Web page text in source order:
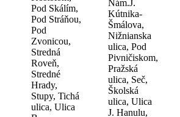
Pod Skálím,
Pod Stráňou,
Pod
Zvonicou,
Stredná
Roveň,
Stredné
Hrady,
Stupy, Tichá
ulica, Ulica
Nám.J.
Kútnika-
Šmálova,
Nižnianska
ulica, Pod
Pivničiskom,
Pražská
ulica, Seč,
Školská
ulica, Ulica
J. Hanulu,